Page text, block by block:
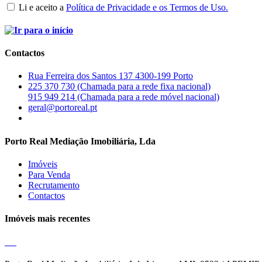
Li e aceito a Política de Privacidade e os Termos de Uso.
Contactos
Rua Ferreira dos Santos 137 4300-199 Porto
225 370 730 (Chamada para a rede fixa nacional)
915 949 214 (Chamada para a rede móvel nacional)
geral@portoreal.pt
Porto Real Mediação Imobiliária, Lda
Imóveis
Para Venda
Recrutamento
Contactos
Imóveis mais recentes